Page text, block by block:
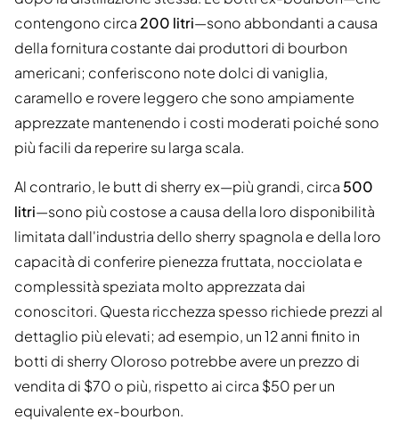
contengono circa200 litri—sono abbondanti a causa
della fornitura costante dai produttori di bourbon
americani; conferiscono note dolci di vaniglia,
caramello e rovere leggero che sono ampiamente
apprezzate mantenendo i costi moderati poiché sono
più facili da reperire su larga scala.
Al contrario, le butt di sherry ex—più grandi, circa 500
litri—sono più costose a causa della loro disponibilità
limitata dall'industria dello sherry spagnola e della loro
capacità di conferire pienezza fruttata, nocciolata e
complessità speziata molto apprezzata dai
conoscitori. Questa ricchezza spesso richiede prezzi al
dettaglio più elevati; ad esempio, un 12 anni finito in
botti di sherry Oloroso potrebbe avere un prezzo di
vendita di $70 o più, rispetto ai circa $50 per un
equivalente ex-bourbon.